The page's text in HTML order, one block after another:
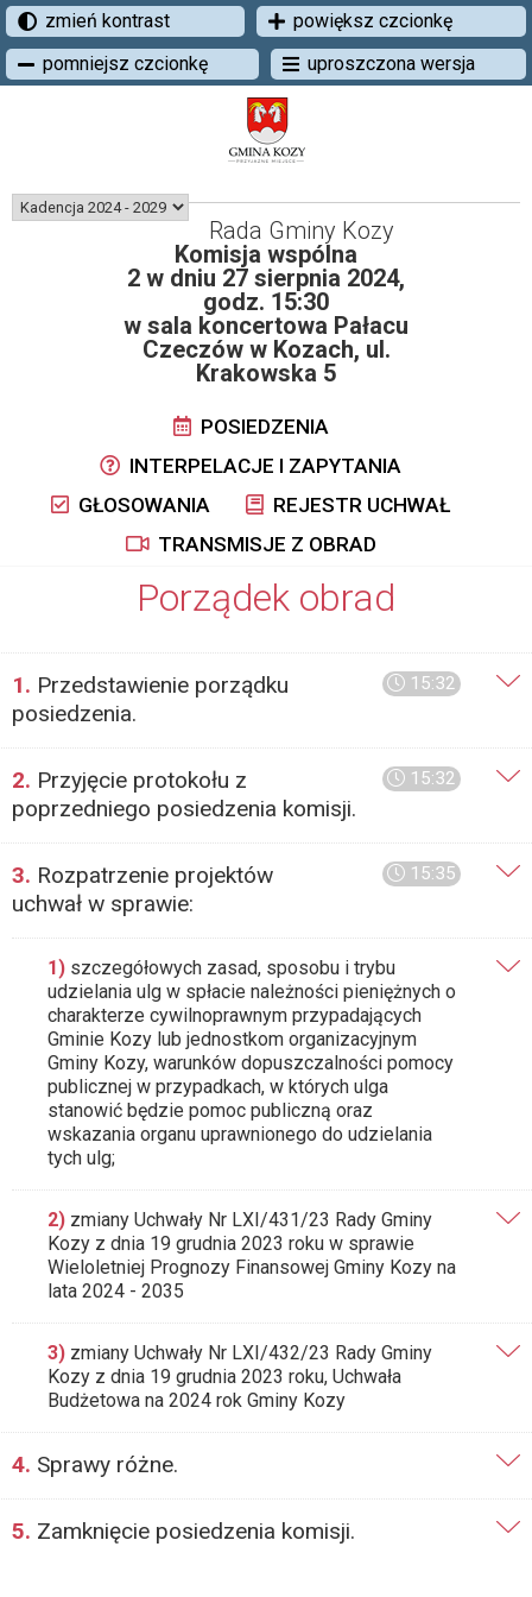
zmień kontrast
powiększ czcionkę
pomniejsz czcionkę
uproszczona wersja
Rada Gminy Kozy
Komisja wspólna
2 w dniu 27 sierpnia 2024,
godz. 15:30
w sala koncertowa Pałacu
Czeczów w Kozach, ul.
Krakowska 5
POSIEDZENIA
INTERPELACJE I ZAPYTANIA
GŁOSOWANIA
REJESTR UCHWAŁ
TRANSMISJE Z OBRAD
Porządek obrad
15:32
1. Przedstawienie porządku
posiedzenia.
15:32
2. Przyjęcie protokołu z
poprzedniego posiedzenia komisji.
15:35
3. Rozpatrzenie projektów
uchwał w sprawie:
1) szczegółowych zasad, sposobu i trybu
udzielania ulg w spłacie należności pieniężnych o
charakterze cywilnoprawnym przypadających
Gminie Kozy lub jednostkom organizacyjnym
Gminy Kozy, warunków dopuszczalności pomocy
publicznej w przypadkach, w których ulga
stanowić będzie pomoc publiczną oraz
wskazania organu uprawnionego do udzielania
tych ulg;
2) zmiany Uchwały Nr LXI/431/23 Rady Gminy
Kozy z dnia 19 grudnia 2023 roku w sprawie
Wieloletniej Prognozy Finansowej Gminy Kozy na
lata 2024 - 2035
3) zmiany Uchwały Nr LXI/432/23 Rady Gminy
Kozy z dnia 19 grudnia 2023 roku, Uchwała
Budżetowa na 2024 rok Gminy Kozy
4. Sprawy różne.
5. Zamknięcie posiedzenia komisji.